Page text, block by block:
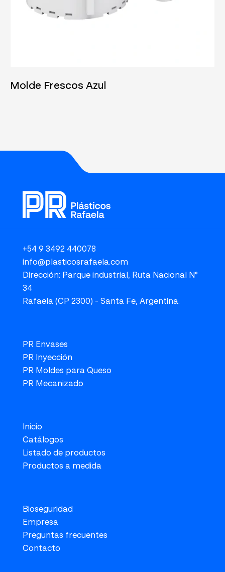
Molde Frescos Azul
+54 9 3492 440078
info@plasticosrafaela.com
Dirección: Parque industrial, Ruta Nacional N°
34
Rafaela (CP 2300) - Santa Fe, Argentina.
PR Envases
PR Inyección
PR Moldes para Queso
PR Mecanizado
Inicio
Catálogos
Listado de productos
Productos a medida
Bioseguridad
Empresa
Preguntas frecuentes
Contacto